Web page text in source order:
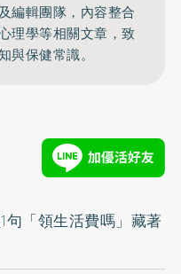
編輯團隊，內容整合
理學等相關文章，致
與保健常識。
句「領生活費嗎」藏著